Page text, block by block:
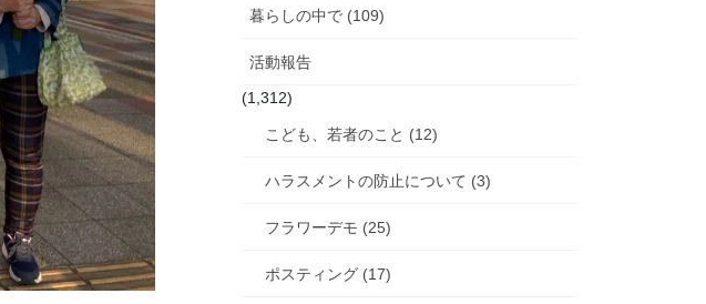
暮らしの中で (109)
活動報告
(1,312)
こども、若者のこと (12)
ハラスメントの防止について (3)
フラワーデモ (25)
ポスティング (17)